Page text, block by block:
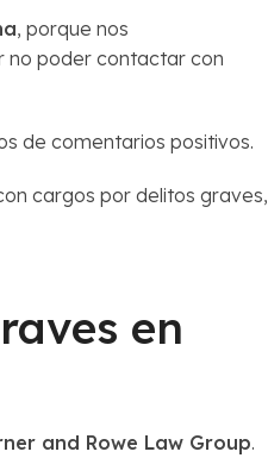
, porque nos
no poder contactar con
de comentarios positivos.
cargos por delitos graves,
en
and Rowe Law Group.